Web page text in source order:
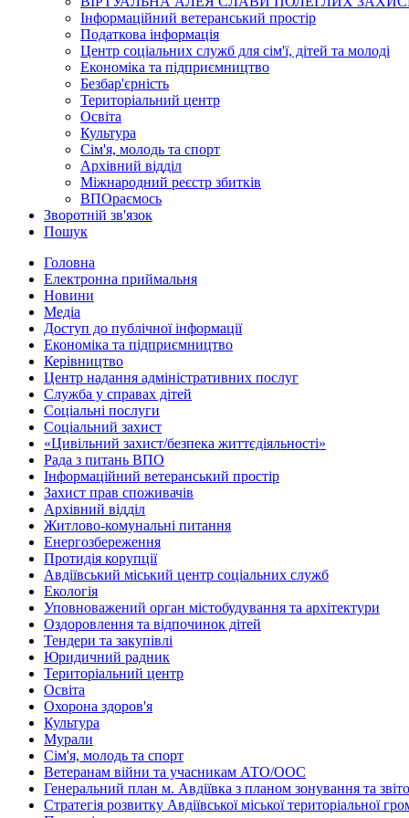
Інформаційний ветеранський простір
Податкова інформація
Центр соціальних служб для сім'ї, дітей та молоді
Економіка та підприємництво
Безбар'єрність
Територіальний центр
Освіта
Культура
Сім'я, молодь та спорт
Архівний відділ
Міжнародний реєстр збитків
ВПОраємось
Зворотній зв'язок
Пошук
Головна
Електронна приймальня
Новини
Медіа
Доступ до публічної інформації
Економіка та підприємництво
Керівництво
Центр надання адміністративних послуг
Служба у справах дітей
Соціальні послуги
Соціальний захист
«Цивільний захист/безпека життєдіяльності»
Рада з питань ВПО
Інформаційний ветеранський простір
Захист прав споживачів
Архівний відділ
Житлово-комунальні питання
Енергозбереження
Протидія корупції
Авдіївський міський центр соціальних служб
Екологія
Уповноважений орган містобудування та архітектури
Оздоровлення та відпочинок дітей
Тендери та закупівлі
Юридичний радник
Територіальний центр
Освіта
Охорона здоров'я
Культура
Мурали
Сім'я, молодь та спорт
Ветеранам війни та учасникам АТО/ООС
Генеральний план м. Авдіївка з планом зонування та
Стратегія розвитку Авдіївської міської територіальної